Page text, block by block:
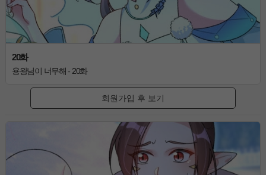
20화
용왕님이 너무해 - 20화
회원가입 후 보기